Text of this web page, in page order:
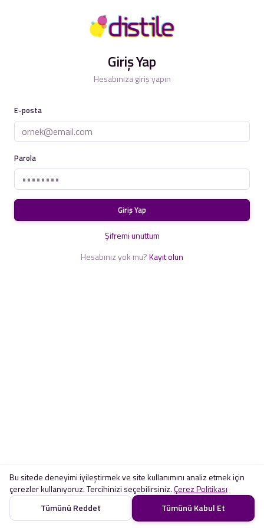
Bu sitede deneyimi iyileştirmek ve site kullanımını analiz etmek için
çerezler kullanıyoruz. Tercihinizi seçebilirsiniz.Çerez Politikası
Tümünü Reddet
Tümünü Kabul Et
Giriş Yap
Hesabınıza giriş yapın
E-posta
Parola
Giriş Yap
Şifremi unuttum
Hesabınız yok mu?Kayıt olun